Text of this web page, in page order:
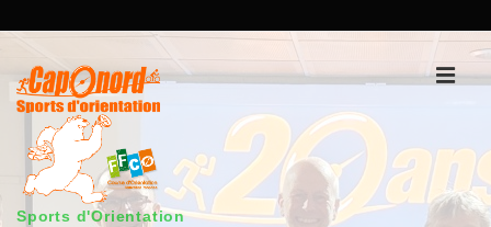
contenu
principal
Sports d'Orientation